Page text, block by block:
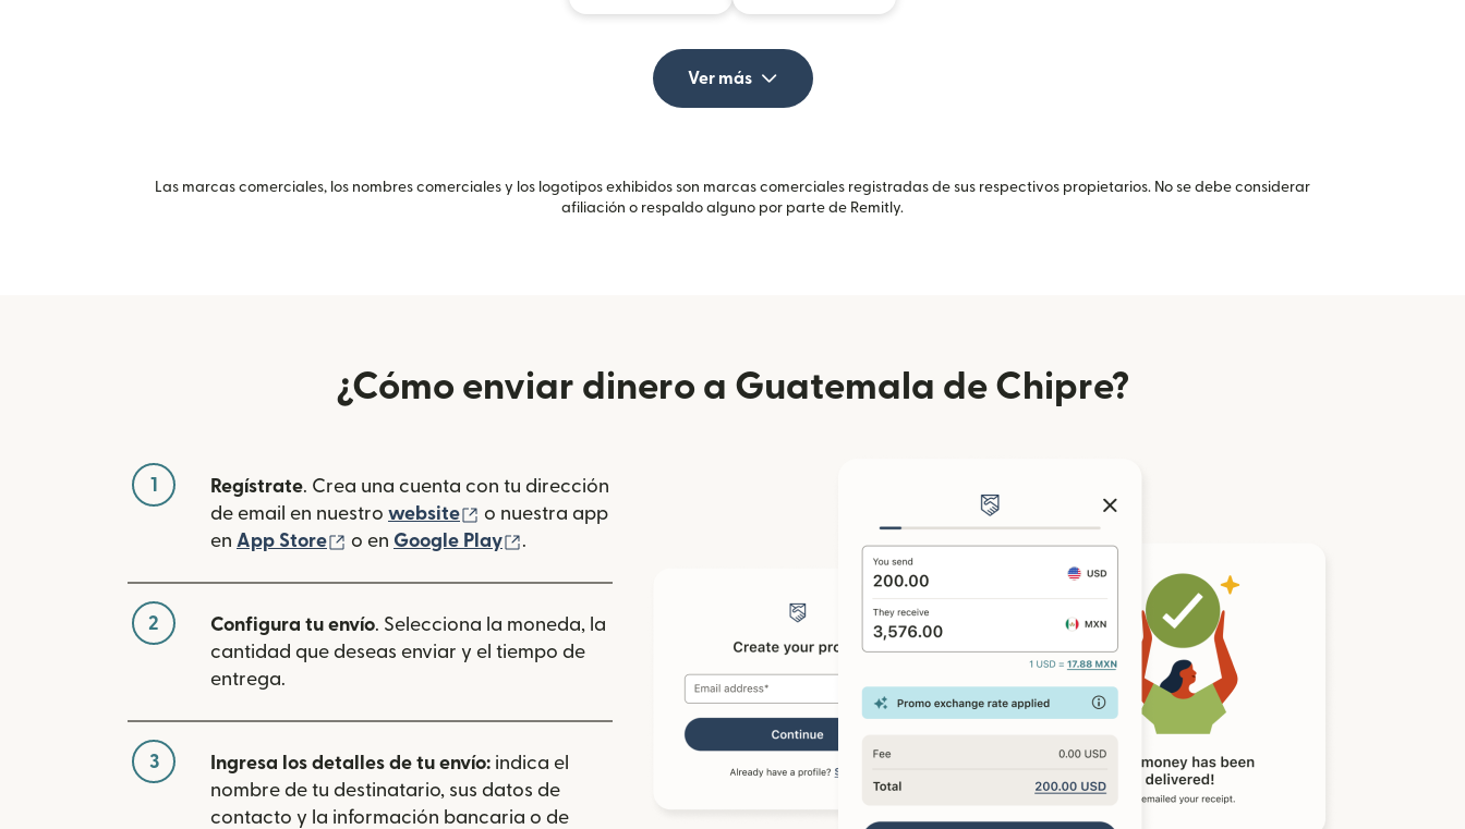
Ver más
Las marcas comerciales, los nombres comerciales y los logotipos exhibidos son marcas comerciales registradas de sus respectivos propietarios. No se debe considerar
afiliación o respaldo alguno por parte de Remitly.
¿Cómo enviar dinero a Guatemala de Chipre?
1 Regístrate. Crea una cuenta con tu dirección
de email en nuestro website (se abre en una ventana nueva)
o nuestra app
en App Store (se abre en una ventana nueva)
o en Google Play (se abre en una ventana nueva)
.
2 Configura tu envío. Selecciona la moneda, la
cantidad que deseas enviar y el tiempo de
entrega.
3 Ingresa los detalles de tu envío: indica el
nombre de tu destinatario, sus datos de
contacto y la información bancaria o de